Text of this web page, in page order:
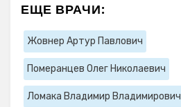
ЕЩЕ ВРАЧИ:
Жовнер Артур Павлович
Померанцев Олег Николаевич
Ломака Владимир Владимирович